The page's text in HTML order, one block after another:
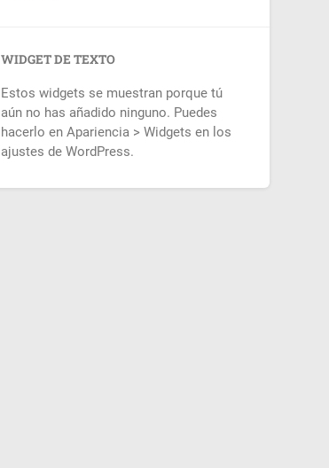
WIDGET DE TEXTO
Estos widgets se muestran porque tú
aún no has añadido ninguno. Puedes
hacerlo en Apariencia > Widgets en los
ajustes de WordPress.